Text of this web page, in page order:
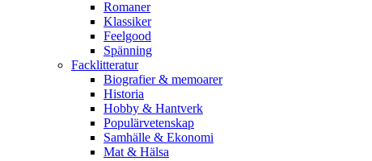
Romaner
Klassiker
Feelgood
Spänning
Facklitteratur
Biografier & memoarer
Historia
Hobby & Hantverk
Populärvetenskap
Samhälle & Ekonomi
Mat & Hälsa